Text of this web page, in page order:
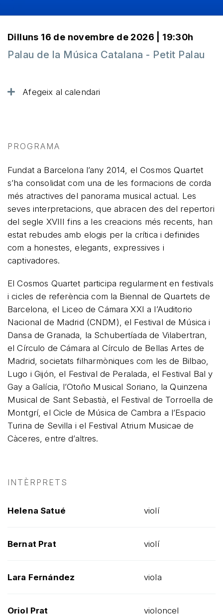
Dilluns 16 de novembre de 2026 | 19:30h
Palau de la Música Catalana - Petit Palau
Afegeix al calendari
PROGRAMA
Fundat a Barcelona l’any 2014, el Cosmos Quartet
s’ha consolidat com una de les formacions de corda
més atractives del panorama musical actual. Les
seves interpretacions, que abracen des del repertori
del segle XVIII fins a les creacions més recents, han
estat rebudes amb elogis per la crítica i definides
com a honestes, elegants, expressives i
captivadores.
El Cosmos Quartet participa regularment en festivals
i cicles de referència com la Biennal de Quartets de
Barcelona, el Liceo de Cámara XXI a l’Auditorio
Nacional de Madrid (CNDM), el Festival de Música i
Dansa de Granada, la Schubertíada de Vilabertran,
el Círculo de Cámara al Círculo de Bellas Artes de
Madrid, societats filharmòniques com les de Bilbao,
Lugo i Gijón, el Festival de Peralada, el Festival Bal y
Gay a Galícia, l’Otoño Musical Soriano, la Quinzena
Musical de Sant Sebastià, el Festival de Torroella de
Montgrí, el Cicle de Música de Cambra a l’Espacio
Turina de Sevilla i el Festival Atrium Musicae de
Càceres, entre d’altres.
INTÈRPRETS
Helena Satué violí
Bernat Prat violí
Lara Fernández viola
Oriol Prat violoncel